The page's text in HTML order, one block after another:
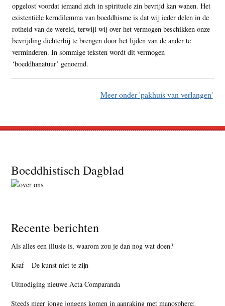
opgelost voordat iemand zich in spirituele zin bevrijd kan wanen. Het
existentiële kerndilemma van boeddhisme is dat wij ieder delen in de
rotheid van de wereld, terwijl wij over het vermogen beschikken onze
bevrijding dichterbij te brengen door het lijden van de ander te
verminderen. In sommige teksten wordt dit vermogen
‘boeddhanatuur’ genoemd.
Meer onder 'pakhuis van verlangen'
Footer
Boeddhistisch Dagblad
Recente berichten
Als alles een illusie is, waarom zou je dan nog wat doen?
Ksaf – De kunst niet te zijn
Uitnodiging nieuwe Acta Comparanda
Steeds meer jonge jongens komen in aanraking met manosphere: